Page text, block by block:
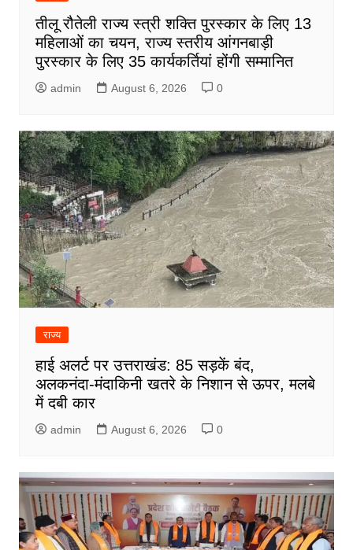
तीलू रौतेली राज्य स्त्री शक्ति पुरस्कार के लिए 13
महिलाओं का चयन, राज्य स्तरीय आंगनबाड़ी
पुरस्कार के लिए 35 कार्यकर्तियां होंगी सम्मानित
admin August 6, 2026 0
राज्य
हाई अलर्ट पर उत्तराखंड: 85 सड़कें बंद,
अलकनंदा-मंदाकिनी खतरे के निशान से ऊपर, मलबे
में दबी कार
admin August 6, 2026 0